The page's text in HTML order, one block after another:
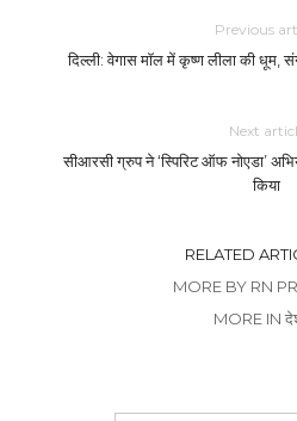
Previous
दिल्ली: वेगास मॉल में कृष्ण लीला की धूम,
Next
सीआरसी ग्रुप ने ‘स्पिरिट ऑफ नोएडा’
किया
RELATED
MORE BY RN
MORE IN